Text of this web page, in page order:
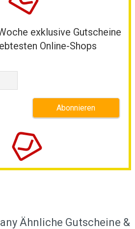
exklusive Gutscheine
Online-Shops
Ähnliche Gutscheine &